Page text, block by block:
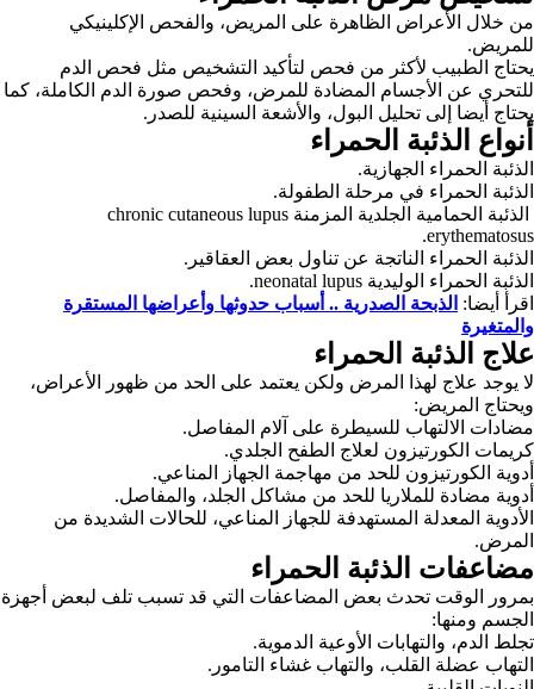
من خلال الأعراض الظاهرة على المريض، والفحص الإكلينيكي
للمريض.
يحتاج الطبيب لأكثر من فحص لتأكيد التشخيص مثل فحص الدم
للتحري عن الأجسام المضادة للمرض، وفحص صورة الدم الكاملة، كما
يحتاج أيضا إلى تحليل البول، والأشعة السينية للصدر.
أنواع الذئبة الحمراء
الذئبة الحمراء الجهازية.
الذئبة الحمراء في مرحلة الطفولة.
الذئبة الحمامية الجلدية المزمنة chronic cutaneous lupus
erythematosus.
الذئبة الحمراء الناتجة عن تناول بعض العقاقير.
الذئبة الحمراء الوليدية neonatal lupus.
اقرأ أيضا: الذبحة الصدرية .. أسباب حدوثها وأعراضها المستقرة
والمتغيرة
علاج الذئبة الحمراء
لا يوجد علاج لهذا المرض ولكن يعتمد على الحد من ظهور الأعراض،
ويحتاج المريض:
مضادات الالتهاب للسيطرة على آلام المفاصل.
كريمات الكورتيزون لعلاج الطفح الجلدي.
أدوية الكورتيزون للحد من مهاجمة الجهاز المناعي.
أدوية مضادة للملاريا للحد من مشاكل الجلد، والمفاصل.
الأدوية المعدلة المستهدفة للجهاز المناعي، للحالات الشديدة من
المرض.
مضاعفات الذئبة الحمراء
بمرور الوقت تحدث بعض المضاعفات التي قد تسبب تلف لبعض أجهزة
الجسم ومنها:
تجلط الدم، والتهابات الأوعية الدموية.
التهاب عضلة القلب، والتهاب غشاء التامور.